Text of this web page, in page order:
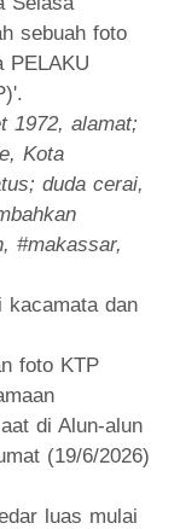
sebuah foto
PELAKU
1972, alamat;
Kota
duda cerai,
#makassar,
kacamata dan
foto KTP
di Alun-alun
(19/6/2026)
luas mulai